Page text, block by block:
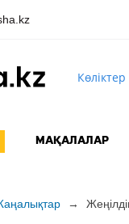
Көліктер
МАҚАЛАЛАР
→